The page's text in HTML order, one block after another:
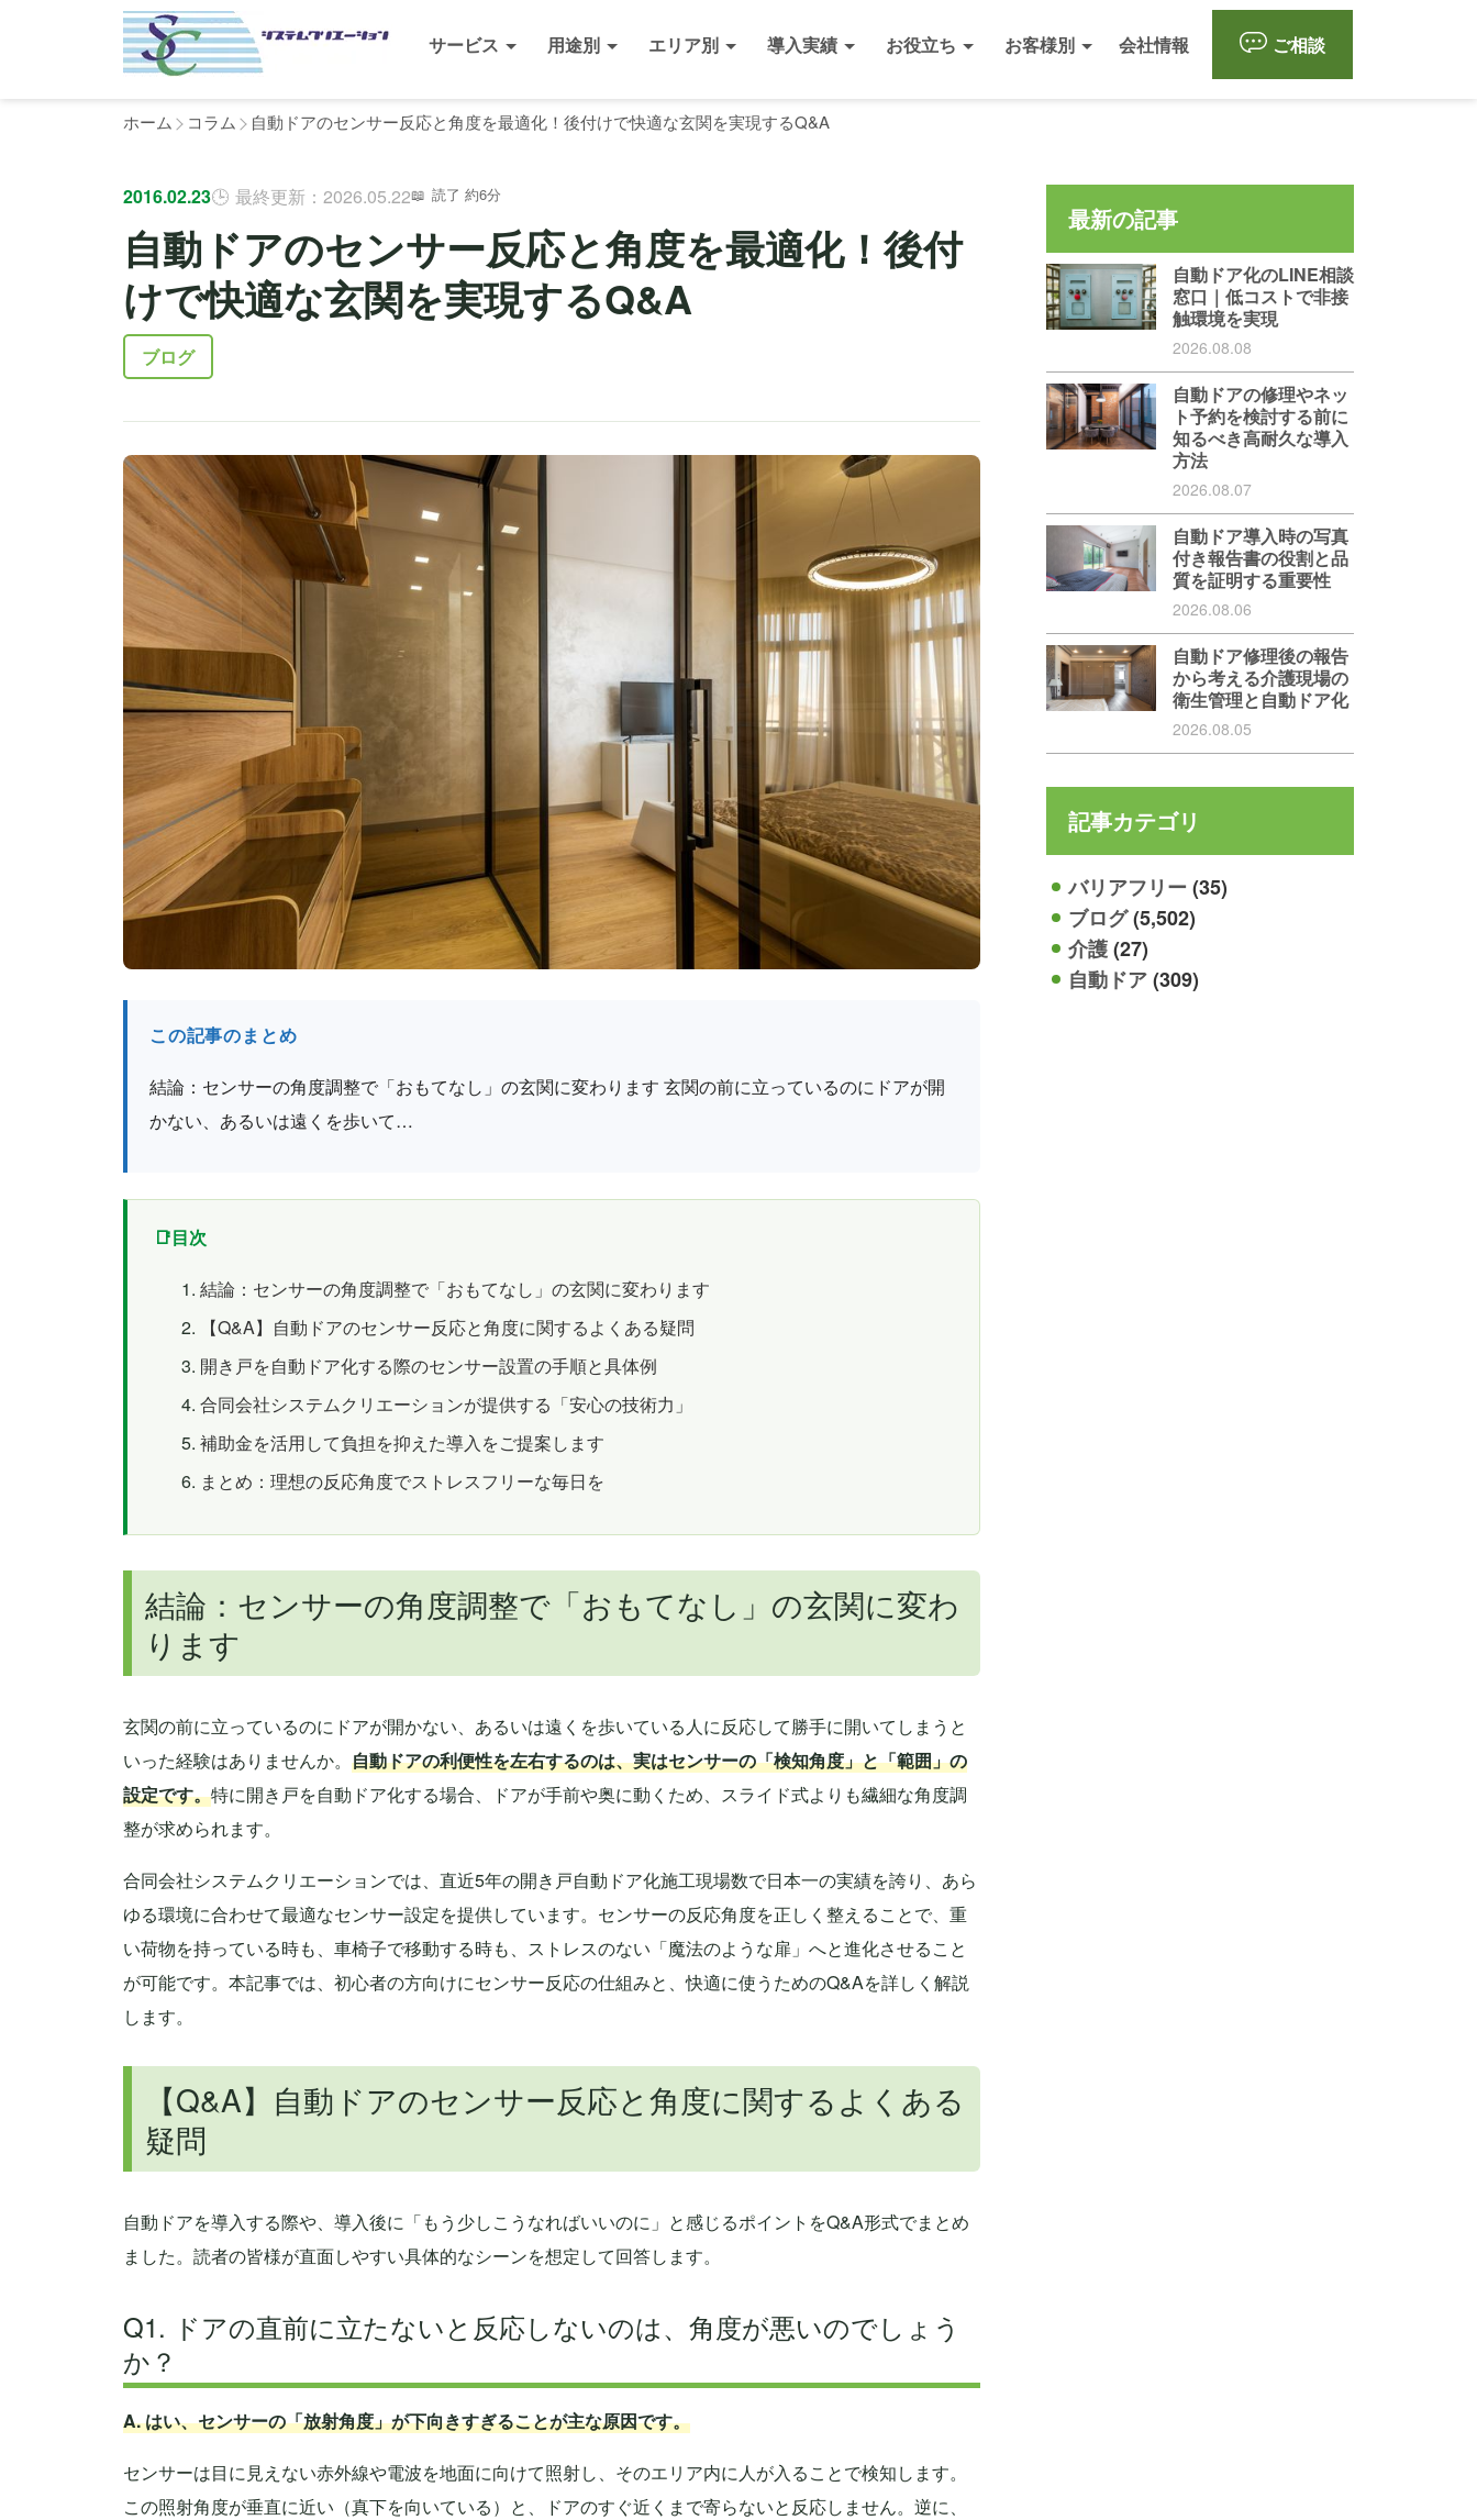
サービス 用途別 エリア別 導入実績 お役立ち お客様別 会社情報 ご相談
ホーム コラム 自動ドアのセンサー反応と角度を最適化！後付けで快適な玄関を実現するQ&A
2016.02.23 最終更新：2026.05.22 読了 約6分
自動ドアのセンサー反応と角度を最適化！後付
けで快適な玄関を実現するQ&A
ブログ
この記事のまとめ
結論：センサーの角度調整で「おもてなし」の玄関に変わります 玄関の前に立っているのにドアが開
かない、あるいは遠くを歩いて…
目次
結論：センサーの角度調整で「おもてなし」の玄関に変わります
【Q&A】自動ドアのセンサー反応と角度に関するよくある疑問
開き戸を自動ドア化する際のセンサー設置の手順と具体例
合同会社システムクリエーションが提供する「安心の技術力」
補助金を活用して負担を抑えた導入をご提案します
まとめ：理想の反応角度でストレスフリーな毎日を
結論：センサーの角度調整で「おもてなし」の玄関に変わ
ります
玄関の前に立っているのにドアが開かない、あるいは遠くを歩いている人に反応して勝手に開いてしまうと
いった経験はありませんか。 自動ドアの利便性を左右するのは、実はセンサーの「検知角度」と「範囲」の
設定です。特に開き戸を自動ドア化する場合、ドアが手前や奥に動くため、スライド式よりも繊細な角度調
整が求められます。
合同会社システムクリエーションでは、直近5年の開き戸自動ドア化施工現場数で日本一の実績を誇り、あら
ゆる環境に合わせて最適なセンサー設定を提供しています。センサーの反応角度を正しく整えることで、重
い荷物を持っている時も、車椅子で移動する時も、ストレスのない「魔法のような扉」へと進化させること
が可能です。本記事では、初心者の方向けにセンサー反応の仕組みと、快適に使うためのQ&Aを詳しく解説
します。
【Q&A】自動ドアのセンサー反応と角度に関するよくある
疑問
自動ドアを導入する際や、導入後に「もう少しこうなればいいのに」と感じるポイントをQ&A形式でまとめ
ました。読者の皆様が直面しやすい具体的なシーンを想定して回答します。
Q1. ドアの直前に立たないと反応しないのは、角度が悪いのでしょう
か？
A. はい、センサーの「放射角度」が下向きすぎることが主な原因です。
センサーは目に見えない赤外線や電波を地面に向けて照射し、そのエリア内に人が入ることで検知します。
この照射角度が垂直に近い（真下を向いている）と、ドアのすぐ近くまで寄らないと反応しません。逆に、
最新の記事
自動ドア化のLINE相談
窓口｜低コストで非接
触環境を実現
2026.08.08
自動ドアの修理やネッ
ト予約を検討する前に
知るべき高耐久な導入
方法
2026.08.07
自動ドア導入時の写真
付き報告書の役割と品
質を証明する重要性
2026.08.06
自動ドア修理後の報告
から考える介護現場の
衛生管理と自動ドア化
2026.08.05
記事カテゴリ
バリアフリー(35)
ブログ(5,502)
介護(27)
自動ドア(309)